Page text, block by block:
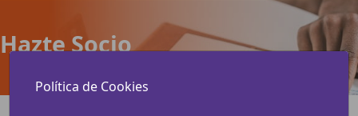
Hazte Socio
Política de Cookies